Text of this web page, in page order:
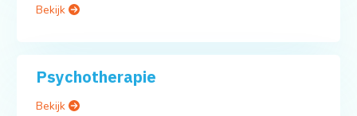
Bekijk
Psychotherapie
Bekijk